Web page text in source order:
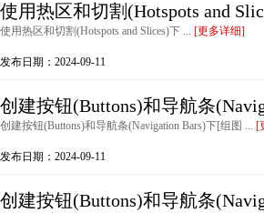
使用热区和切割(Hotspots and
使用热区和切割(Hotspots and Slices)下 ... [更多详细]
发布日期：2024-09-11
创建按钮(Buttons)和导航条
创建按钮(Buttons)和导航条(Navigation Bars)下[组图 ... [
发布日期：2024-09-11
创建按钮(Buttons)和导航条